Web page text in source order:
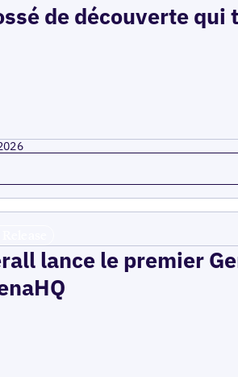
de découverte
lance le premier